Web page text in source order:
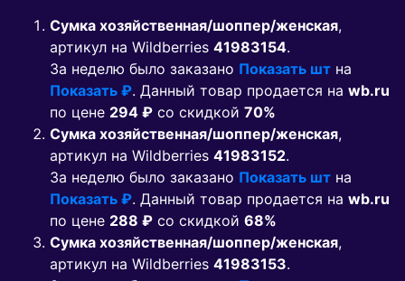
Сумка хозяйственная/шоппер/женская,
артикул на Wildberries 41983154.
За неделю было заказано Показать шт на
Показать ₽. Данный товар продается на wb.ru
по цене 294 ₽ co скидкой 70%
Сумка хозяйственная/шоппер/женская,
артикул на Wildberries 41983152.
За неделю было заказано Показать шт на
Показать ₽. Данный товар продается на wb.ru
по цене 288 ₽ co скидкой 68%
Сумка хозяйственная/шоппер/женская,
артикул на Wildberries 41983153.